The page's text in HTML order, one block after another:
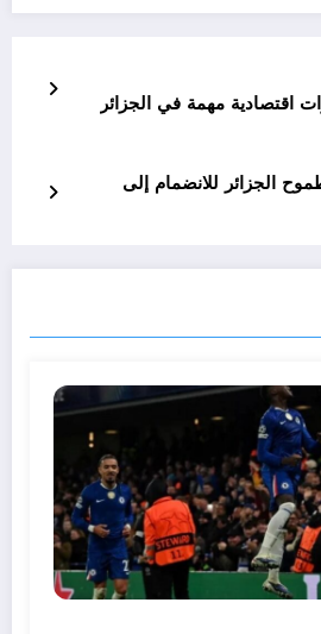
مهمة في الجزائر
الجزائر للانضمام إلى